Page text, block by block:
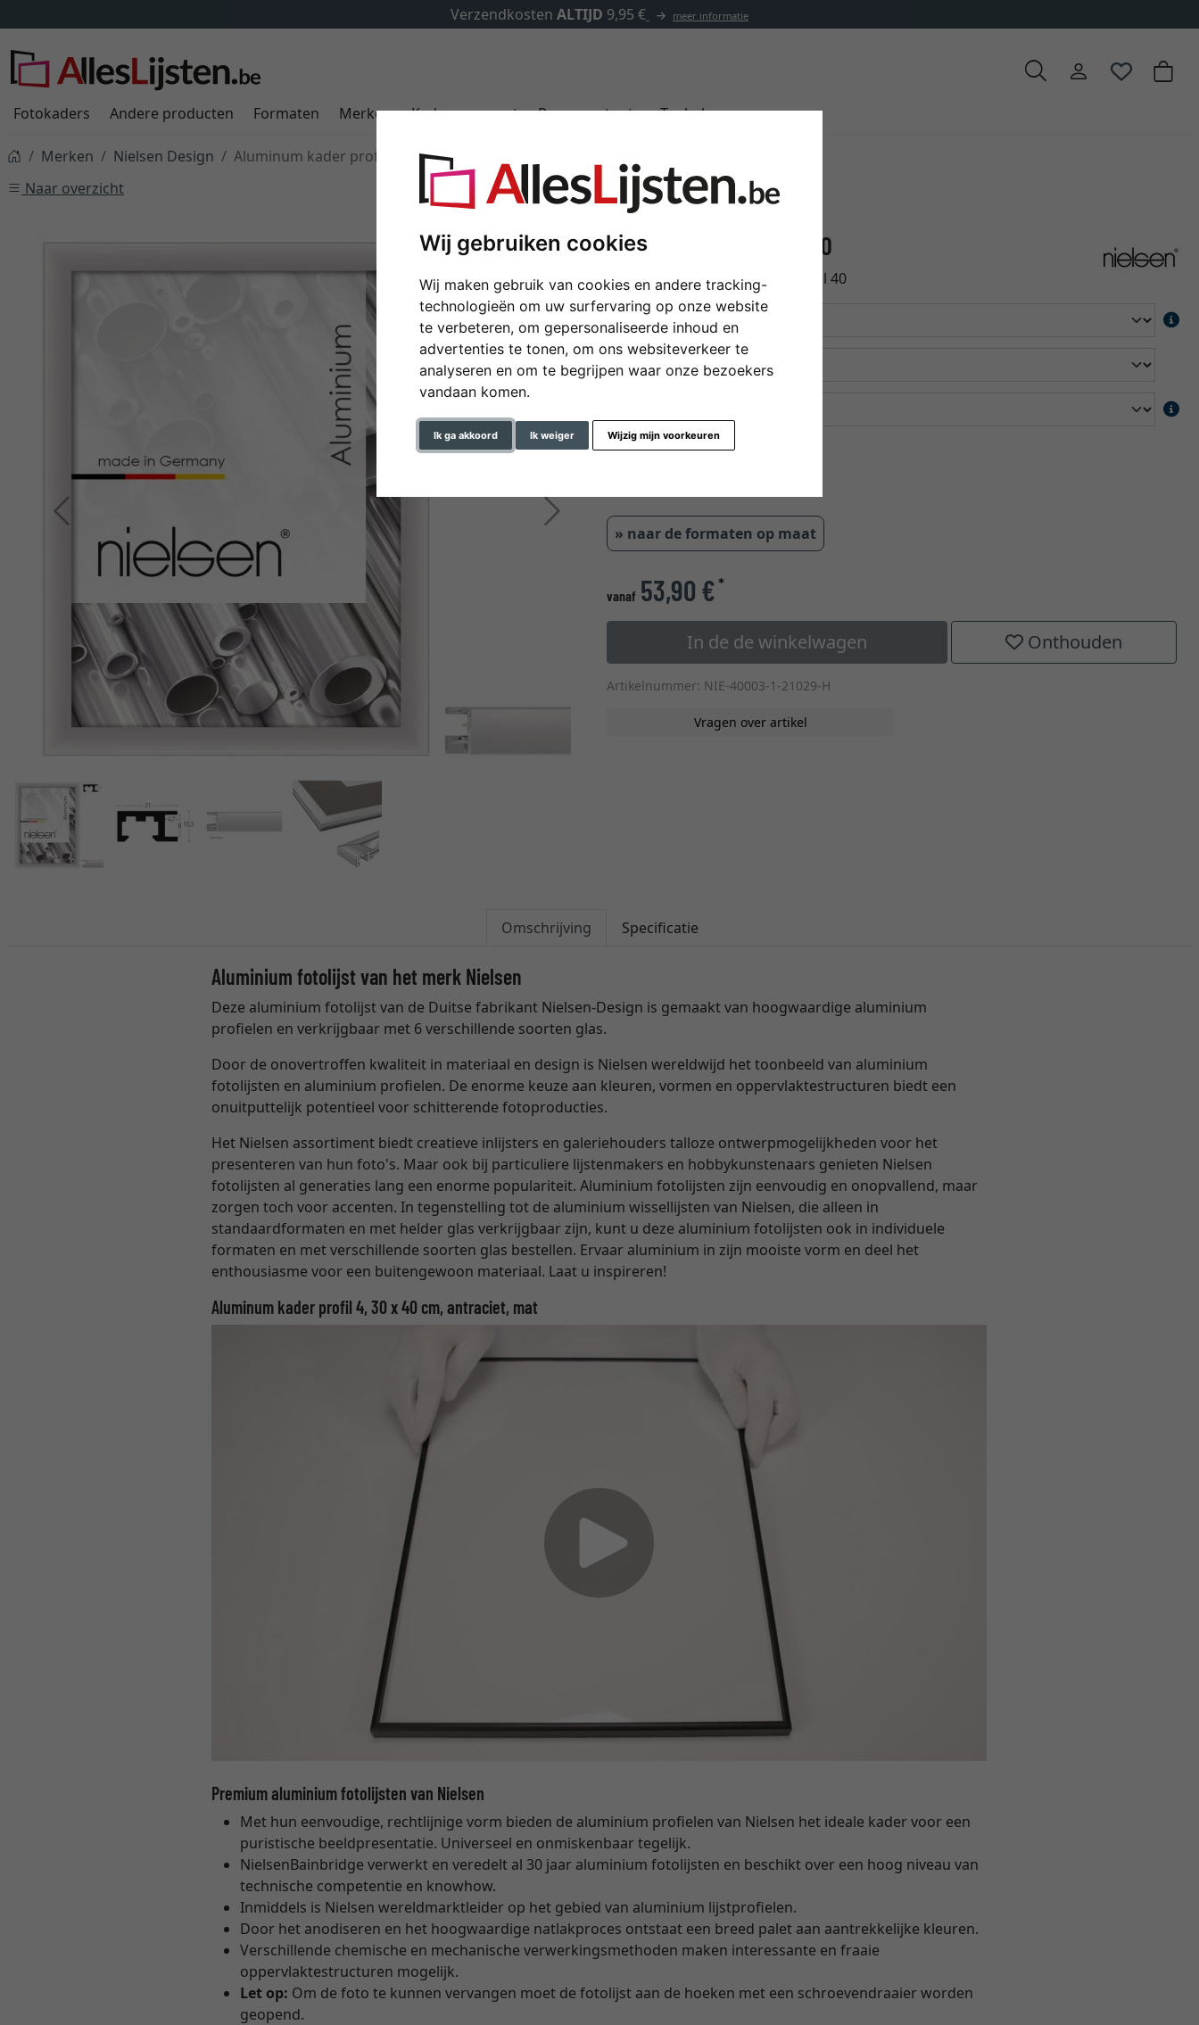
Wij gebruiken cookies
Wij maken gebruik van cookies en andere tracking-
technologieën om uw surfervaring op onze website
te verbeteren, om gepersonaliseerde inhoud en
advertenties te tonen, om ons websiteverkeer te
analyseren en om te begrijpen waar onze bezoekers
vandaan komen.
Ik ga akkoord Ik weiger Wijzig mijn voorkeuren
✓500.000 artikelen om uit te kiezen
Fotokaders Andere producten Formaten Merken Kaders op maat Passe-partouts Toebehoren
Merken Nielsen Design
Aluminum kader profil 40
Naar overzicht
Terug Verder
Aluminum kader profil 40
Nielsen lijst van aluminium profil 40
formaat
kleur
» naar de formaten op maat
vanaf 53,90 €*
In de de winkelwagen Onthouden
Artikelnummer: NIE-40003-1-21029-H
Vragen over artikel
Omschrijving Specificatie
Aluminium fotolijst van het merk Nielsen
Deze aluminium fotolijst van de Duitse fabrikant Nielsen-Design is gemaakt van hoogwaardige aluminium
profielen en verkrijgbaar met 6 verschillende soorten glas.
Door de onovertroffen kwaliteit in materiaal en design is Nielsen wereldwijd het toonbeeld van aluminium
fotolijsten en aluminium profielen. De enorme keuze aan kleuren, vormen en oppervlaktestructuren biedt een
onuitputtelijk potentieel voor schitterende fotoproducties.
Het Nielsen assortiment biedt creatieve inlijsters en galeriehouders talloze ontwerpmogelijkheden voor het
presenteren van hun foto's. Maar ook bij particuliere lijstenmakers en hobbykunstenaars genieten Nielsen
fotolijsten al generaties lang een enorme populariteit. Aluminium fotolijsten zijn eenvoudig en onopvallend, maar
zorgen toch voor accenten. In tegenstelling tot de aluminium wissellijsten van Nielsen, die alleen in
standaardformaten en met helder glas verkrijgbaar zijn, kunt u deze aluminium fotolijsten ook in individuele
formaten en met verschillende soorten glas bestellen. Ervaar aluminium in zijn mooiste vorm en deel het
enthousiasme voor een buitengewoon materiaal. Laat u inspireren!
Aluminum kader profil 4, 30 x 40 cm, antraciet, mat
Premium aluminium fotolijsten van Nielsen
Met hun eenvoudige, rechtlijnige vorm bieden de aluminium profielen van Nielsen het ideale kader voor een
puristische beeldpresentatie. Universeel en onmiskenbaar tegelijk.
NielsenBainbridge verwerkt en veredelt al 30 jaar aluminium fotolijsten en beschikt over een hoog niveau van
technische competentie en knowhow.
Inmiddels is Nielsen wereldmarktleider op het gebied van aluminium lijstprofielen.
Door het anodiseren en het hoogwaardige natlakproces ontstaat een breed palet aan aantrekkelijke kleuren.
Verschillende chemische en mechanische verwerkingsmethoden maken interessante en fraaie
oppervlaktestructuren mogelijk.
Let op: Om de foto te kunnen vervangen moet de fotolijst aan de hoeken met een schroevendraaier worden
geopend.